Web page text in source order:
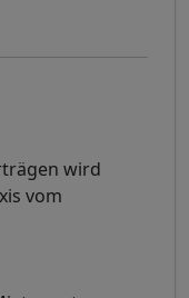
wird
vom